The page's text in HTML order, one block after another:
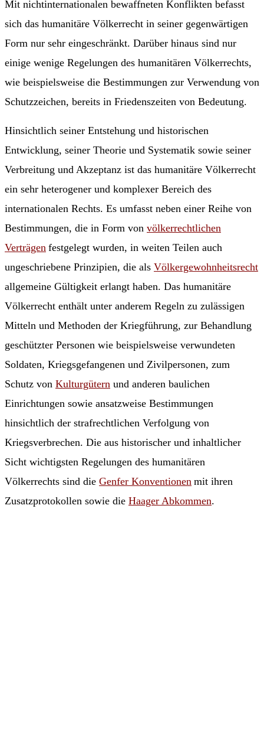
Mit nichtinternationalen bewaffneten Konflikten befasst
sich das humanitäre Völkerrecht in seiner gegenwärtigen
Form nur sehr eingeschränkt. Darüber hinaus sind nur
einige wenige Regelungen des humanitären Völkerrechts,
wie beispielsweise die Bestimmungen zur Verwendung von
Schutzzeichen, bereits in Friedenszeiten von Bedeutung.
Hinsichtlich seiner Entstehung und historischen
Entwicklung, seiner Theorie und Systematik sowie seiner
Verbreitung und Akzeptanz ist das humanitäre Völkerrecht
ein sehr heterogener und komplexer Bereich des
internationalen Rechts. Es umfasst neben einer Reihe von
Bestimmungen, die in Form von völkerrechtlichen
Verträgen festgelegt wurden, in weiten Teilen auch
ungeschriebene Prinzipien, die als Völkergewohnheitsrecht
allgemeine Gültigkeit erlangt haben. Das humanitäre
Völkerrecht enthält unter anderem Regeln zu zulässigen
Mitteln und Methoden der Kriegführung, zur Behandlung
geschützter Personen wie beispielsweise verwundeten
Soldaten, Kriegsgefangenen und Zivilpersonen, zum
Schutz von Kulturgütern und anderen baulichen
Einrichtungen sowie ansatzweise Bestimmungen
hinsichtlich der strafrechtlichen Verfolgung von
Kriegsverbrechen. Die aus historischer und inhaltlicher
Sicht wichtigsten Regelungen des humanitären
Völkerrechts sind die Genfer Konventionen mit ihren
Zusatzprotokollen sowie die Haager Abkommen.